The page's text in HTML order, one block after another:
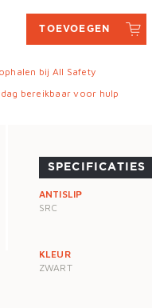
TOEVOEGEN
bij All Safety
bereikbaar voor hulp
SPECIFICATIES
ANTISLIP
SRC
KLEUR
ZWART